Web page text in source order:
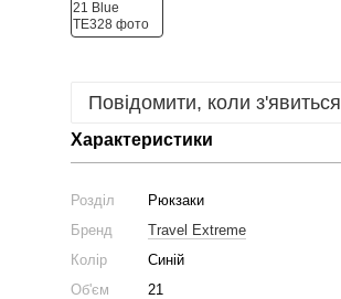
Повідомити, коли з'явиться
Характеристики
Розділ
Рюкзаки
Бренд
Travel Extreme
Колір
Синій
Об'єм
21